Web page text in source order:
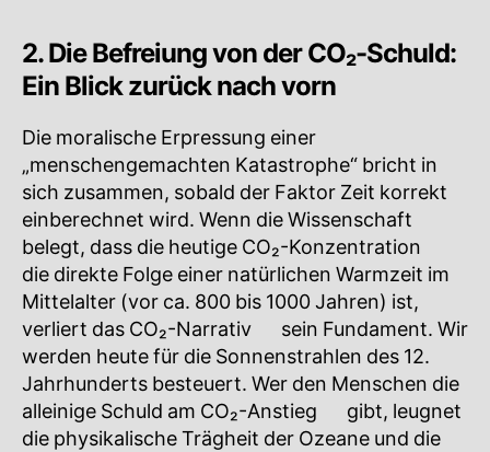
2. Die Befreiung von der CO₂-Schuld:
Ein Blick zurück nach vorn
Die moralische Erpressung einer
„menschengemachten Katastrophe“ bricht in
sich zusammen, sobald der Faktor Zeit korrekt
einberechnet wird. Wenn die Wissenschaft
belegt, dass die heutige CO₂-Konzentration
die direkte Folge einer natürlichen Warmzeit im
Mittelalter (vor ca. 800 bis 1000 Jahren) ist,
verliert das CO₂-Narrativ
sein Fundament. Wir
werden heute für die Sonnenstrahlen des 12.
Jahrhunderts besteuert. Wer den Menschen die
alleinige Schuld am CO₂-Anstieg
gibt, leugnet
die physikalische Trägheit der Ozeane und die